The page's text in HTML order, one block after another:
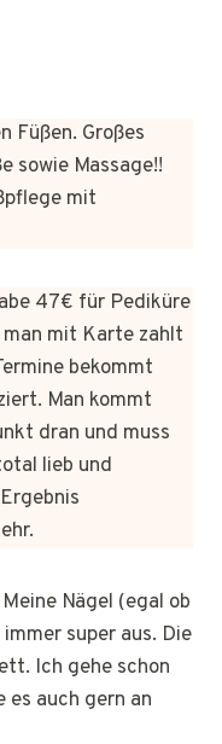
Füßen. Großes
sowie Massage!!
mit
47€ für Pediküre
man mit Karte zahlt
bekommt
Man kommt
dran und muss
lieb und
Nägel (egal ob
super aus. Die
Ich gehe schon
auch gern an